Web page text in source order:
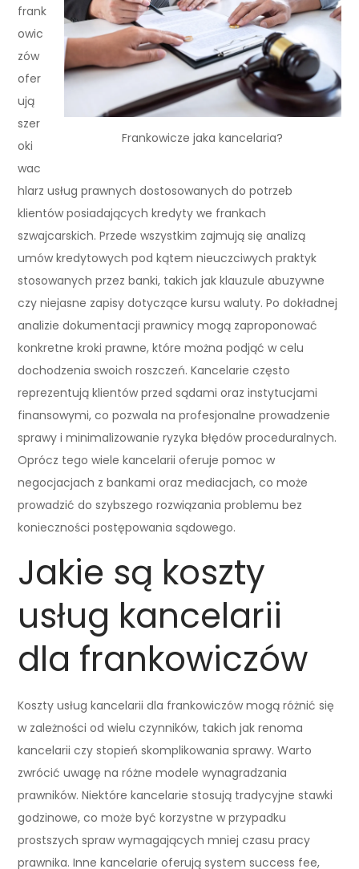
Frankowicze jaka kancelaria?
frank
owic
zów
ofer
ują
szer
oki
wac
hlarz usług prawnych dostosowanych do potrzeb
klientów posiadających kredyty we frankach
szwajcarskich. Przede wszystkim zajmują się analizą
umów kredytowych pod kątem nieuczciwych praktyk
stosowanych przez banki, takich jak klauzule abuzywne
czy niejasne zapisy dotyczące kursu waluty. Po dokładnej
analizie dokumentacji prawnicy mogą zaproponować
konkretne kroki prawne, które można podjąć w celu
dochodzenia swoich roszczeń. Kancelarie często
reprezentują klientów przed sądami oraz instytucjami
finansowymi, co pozwala na profesjonalne prowadzenie
sprawy i minimalizowanie ryzyka błędów proceduralnych.
Oprócz tego wiele kancelarii oferuje pomoc w
negocjacjach z bankami oraz mediacjach, co może
prowadzić do szybszego rozwiązania problemu bez
konieczności postępowania sądowego.
Jakie są koszty
usług kancelarii
dla frankowiczów
Koszty usług kancelarii dla frankowiczów mogą różnić się
w zależności od wielu czynników, takich jak renoma
kancelarii czy stopień skomplikowania sprawy. Warto
zwrócić uwagę na różne modele wynagradzania
prawników. Niektóre kancelarie stosują tradycyjne stawki
godzinowe, co może być korzystne w przypadku
prostszych spraw wymagających mniej czasu pracy
prawnika. Inne kancelarie oferują system success fee,